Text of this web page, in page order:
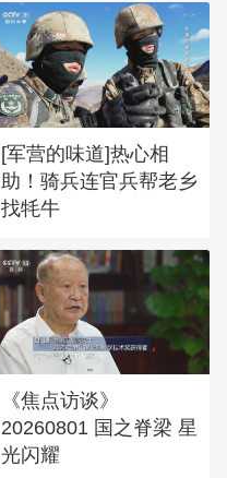
[军营的味道]热心相
助！骑兵连官兵帮老乡
找牦牛
《焦点访谈》
20260801 国之脊梁 星
光闪耀